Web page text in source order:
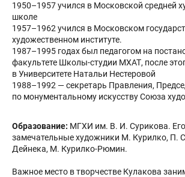
1950–1957 учился в Московской средней
школе
1957–1962 учился в Московском
художественном институте.
1987–1995 годах был педагогом на
факультете Школы-студии МХАТ, после
в Университете Натальи Нестеровой
1988–1992 — секретарь Правления,
по монументальному искусству Союза
Образование: МГХИ им. В. И. Сурикова.
замечательные художники М. Курилко, П.
Дейнека, М. Курилко-Рюмин.
Важное место в творчестве Кулакова